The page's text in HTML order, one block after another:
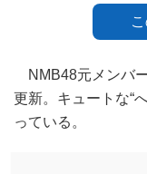
NMB48元メンバ
更新。キュートな“
っている。